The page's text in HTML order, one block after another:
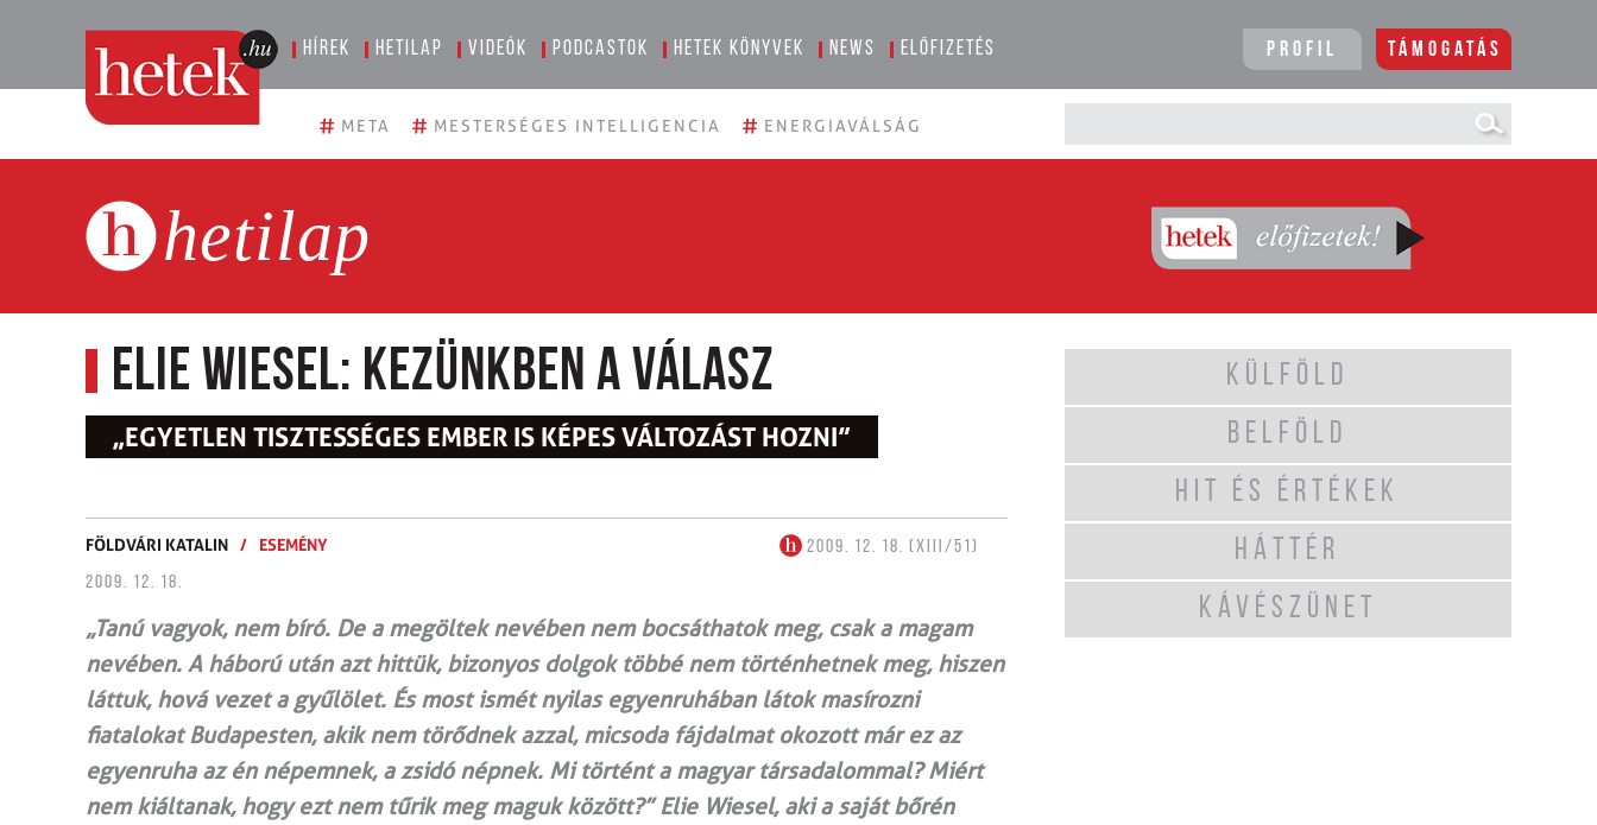
Hírek Hetilap Videók Podcastok Hetek könyvek News Előfizetés Profil Támogatás
# META # MESTERSÉGES INTELLIGENCIA # ENERGIAVÁLSÁG
hetilap
Elie Wiesel: Kezünkben a válasz
„EGYETLEN TISZTESSÉGES EMBER IS KÉPES VÁLTOZÁST HOZNI”
FÖLDVÁRI KATALIN / ESEMÉNY
2009. 12. 18. (XIII/51)
2009. 12. 18.
„Tanú vagyok, nem bíró. De a megöltek nevében nem bocsáthatok meg, csak a magam
nevében. A háború után azt hittük, bizonyos dolgok többé nem történhetnek meg, hiszen
láttuk, hová vezet a gyűlölet. És most ismét nyilas egyenruhában látok masírozni
fiatalokat Budapesten, akik nem törődnek azzal, micsoda fájdalmat okozott már ez az
egyenruha az én népemnek, a zsidó népnek. Mi történt a magyar társadalommal? Miért
nem kiáltanak, hogy ezt nem tűrik meg maguk között?” Elie Wiesel, aki a saját bőrén
KÜLFÖLD
BELFÖLD
HIT ÉS ÉRTÉKEK
HÁTTÉR
KÁVÉSZÜNET